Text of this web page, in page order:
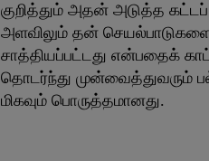
குறித்தும் அதன் அடுத்த
அளவிலும் தன் செயல்பாடுகளை
சாத்தியப்பட்டது என்பதைக்
தொடர்ந்து முன்வைத்துவரும்
மிகவும் பொருத்தமானது.